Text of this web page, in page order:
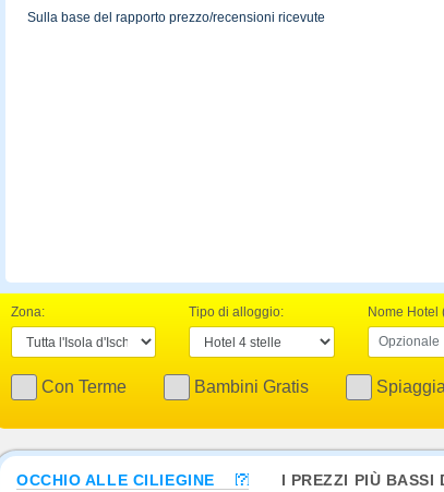
Sulla base del rapporto prezzo/recensioni ricevute
Zona: Tipo di alloggio: Nome Hotel
Con Terme Bambini Gratis
OCCHIO ALLE CILIEGINE I PREZZI PIÙ BASSI